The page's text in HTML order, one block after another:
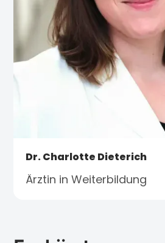
Dr. Charlotte Dieterich
Ärztin in Weiterbildung